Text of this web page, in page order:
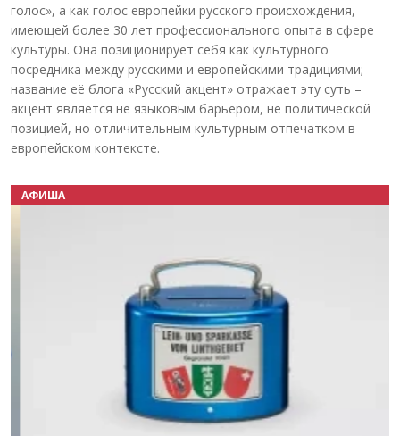
голос», а как голос европейки русского происхождения,
имеющей более 30 лет профессионального опыта в сфере
культуры. Она позиционирует себя как культурного
посредника между русскими и европейскими традициями;
название её блога «Русский акцент» отражает эту суть –
акцент является не языковым барьером, не политической
позицией, но отличительным культурным отпечатком в
европейском контексте.
АФИША